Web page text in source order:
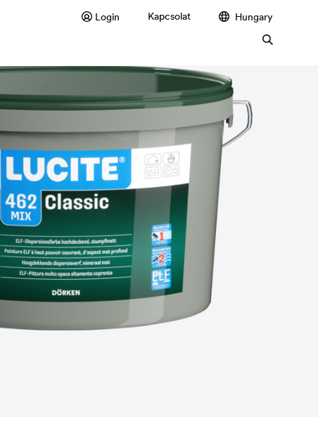
Login Kapcsolat Hungary